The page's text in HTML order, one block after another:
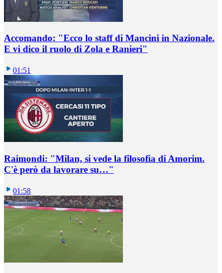
Accomando: "Ecco lo staff di Mancini in Nazionale.
E vi dico il ruolo di Zola e Ranieri"
01:51
Raimondi: "Milan, si vede la filosofia di Amorim.
C'è però da lavorare su…"
01:58